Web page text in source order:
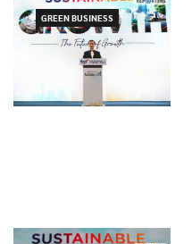
GREEN BUSINESS